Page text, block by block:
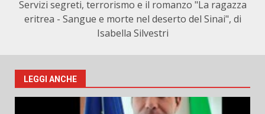
Servizi segreti, terrorismo e il romanzo "La ragazza
eritrea - Sangue e morte nel deserto del Sinai", di
Isabella Silvestri
LEGGI ANCHE